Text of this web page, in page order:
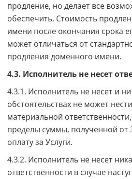
продление, но делает все
обеспечить. Стоимость
имени после окончания срока
может отличаться от
продления доменного имени.
4.3. Исполнитель не несет
4.3.1. Исполнитель не несет и
обстоятельствах не может
материальной
пределы суммы, полученной от
оплату за Услуги.
4.3.2. Исполнитель не несет
ответственности в случае